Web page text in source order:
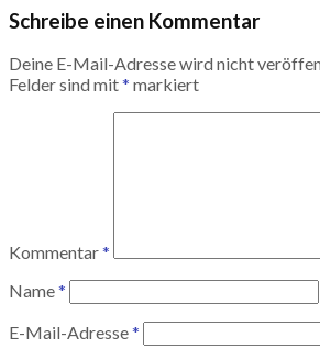
Schreibe einen Kommentar
Deine E-Mail-Adresse wird nicht
Felder sind mit* markiert
Kommentar*
Name*
E-Mail-Adresse*